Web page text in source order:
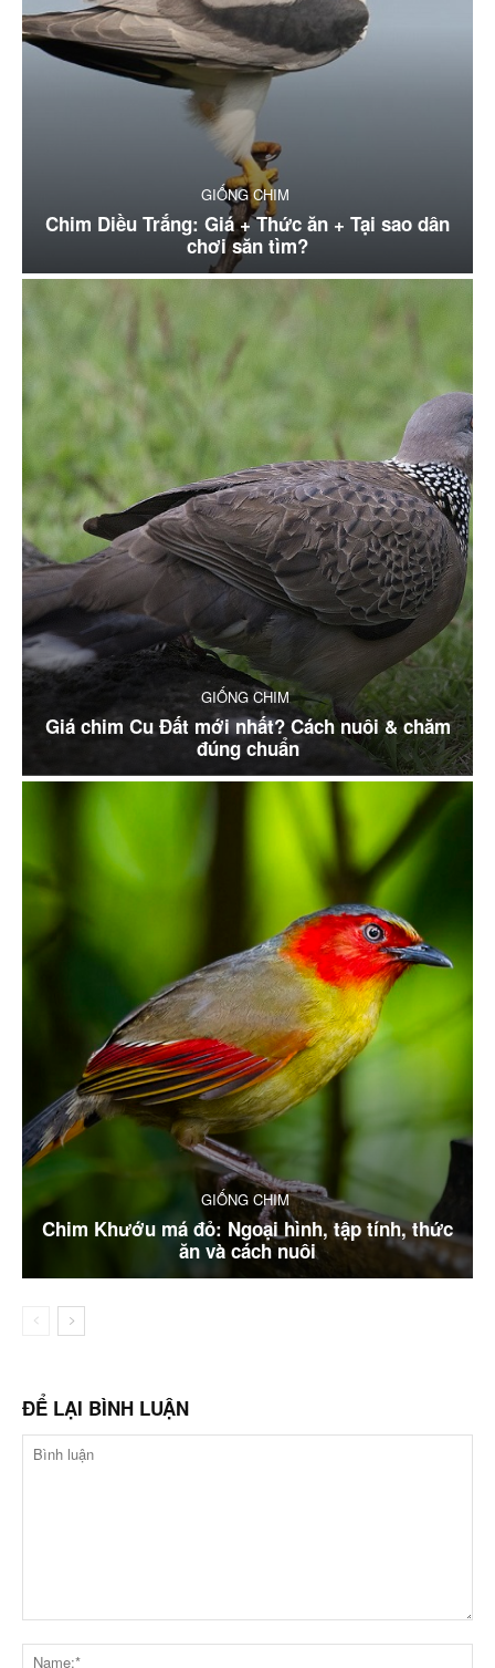
GIỐNG CHIM
Chim Diều Trắng: Giá + Thức ăn + Tại sao dân
chơi săn tìm?
GIỐNG CHIM
Giá chim Cu Đất mới nhất? Cách nuôi & chăm
đúng chuẩn
GIỐNG CHIM
Chim Khướu má đỏ: Ngoại hình, tập tính, thức
ăn và cách nuôi
ĐỂ LẠI BÌNH LUẬN
luận